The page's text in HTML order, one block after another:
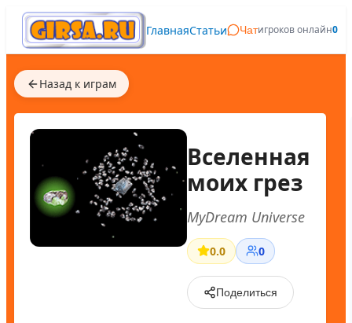
ГлавнаяСтатьи Чатигроков онлайн0
Назад к играм
Вселенная
моих грез
MyDream Universe
0.0 0
Поделиться